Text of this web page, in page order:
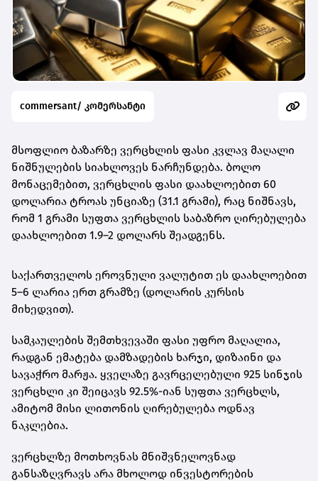
commersant/ კომერსანტი
მსოფლიო ბაზარზე ვერცხლის ფასი კვლავ მაღალი
ნიშნულების სიახლოვეს ნარჩუნდება. ბოლო
მონაცემებით, ვერცხლის ფასი დაახლოებით 60
დოლარია ტროას უნციაზე (31.1 გრამი), რაც ნიშნავს,
რომ 1 გრამი სუფთა ვერცხლის საბაზრო ღირებულება
დაახლოებით 1.9–2 დოლარს შეადგენს.
საქართველოს ეროვნული ვალუტით ეს დაახლოებით
5–6 ლარია ერთ გრამზე (დოლარის კურსის
მიხედვით).
სამკაულების შემთხვევაში ფასი უფრო მაღალია,
რადგან ემატება დამზადების ხარჯი, დიზაინი და
სავაჭრო მარჟა. ყველაზე გავრცელებული 925 სინჯის
ვერცხლი კი შეიცავს 92.5%-იან სუფთა ვერცხლს,
ამიტომ მისი ლითონის ღირებულება ოდნავ
ნაკლებია.
ვერცხლზე მოთხოვნას მნიშვნელოვნად
განსაზღვრავს არა მხოლოდ ინვესტორების